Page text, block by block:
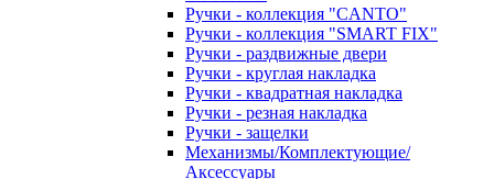
Ручки - коллекция "CANTO"
Ручки - коллекция "SMART FIX"
Ручки - раздвижные двери
Ручки - круглая накладка
Ручки - квадратная накладка
Ручки - резная накладка
Ручки - защелки
Механизмы/Комплектующие/
Аксессуары